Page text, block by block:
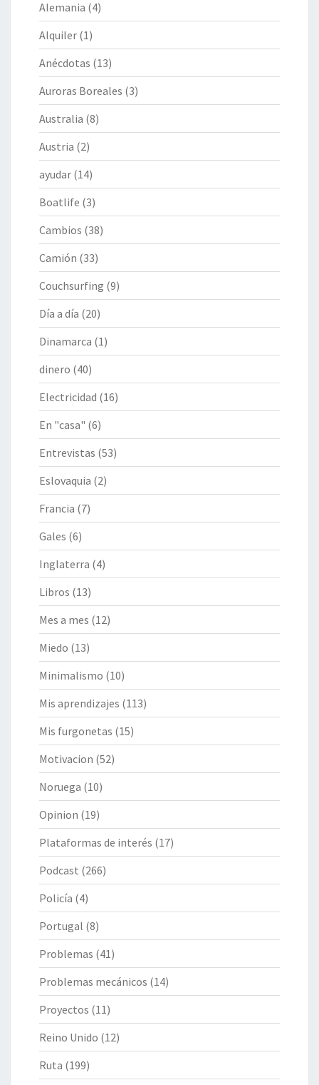
Alemania (4)
Alquiler (1)
Anécdotas (13)
Auroras Boreales (3)
Australia (8)
Austria (2)
ayudar (14)
Boatlife (3)
Cambios (38)
Camión (33)
Couchsurfing (9)
Día a día (20)
Dinamarca (1)
dinero (40)
Electricidad (16)
En "casa" (6)
Entrevistas (53)
Eslovaquia (2)
Francia (7)
Gales (6)
Inglaterra (4)
Libros (13)
Mes a mes (12)
Miedo (13)
Minimalismo (10)
Mis aprendizajes (113)
Mis furgonetas (15)
Motivacion (52)
Noruega (10)
Opinion (19)
Plataformas de interés (17)
Podcast (266)
Policía (4)
Portugal (8)
Problemas (41)
Problemas mecánicos (14)
Proyectos (11)
Reino Unido (12)
Ruta (199)